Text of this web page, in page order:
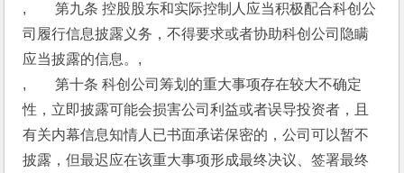
,　　第九条 控股股东和实际控制人应当积极配合科创公
司履行信息披露义务，不得要求或者协助科创公司隐瞒
应当披露的信息。,
,　　第十条 科创公司筹划的重大事项存在较大不确定
性，立即披露可能会损害公司利益或者误导投资者，且
有关内幕信息知情人已书面承诺保密的，公司可以暂不
披露，但最迟应在该重大事项形成最终决议、签署最终